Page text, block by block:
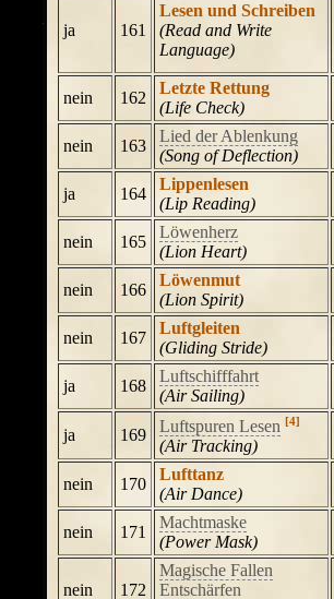
ja 161
Lesen und Schreiben
(Read and Write
Language)
nein 162
Letzte Rettung
(Life Check)
nein 163
Lied der Ablenkung
(Song of Deflection)
ja 164
Lippenlesen
(Lip Reading)
nein 165
Löwenherz
(Lion Heart)
nein 166
Löwenmut
(Lion Spirit)
nein 167
Luftgleiten
(Gliding Stride)
ja 168
Luftschifffahrt
(Air Sailing)
ja 169 Luftspuren Lesen [4]
(Air Tracking)
nein 170
Lufttanz
(Air Dance)
nein 171
Machtmaske
(Power Mask)
nein 172
Magische Fallen
Entschärfen